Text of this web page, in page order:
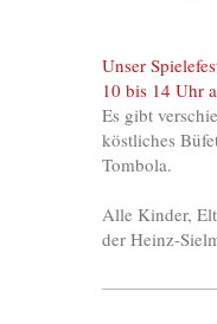
Unser
10 bis 14 Uhr
Es gibt
köstliches
Tombola.
Alle Kinder,
der Heinz-